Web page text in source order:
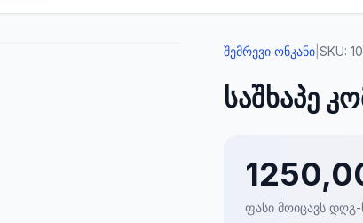
შემრევი ონკანი SKU:
საშხაპე
ფასი მოიცავს